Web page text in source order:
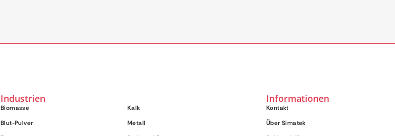
Industrien
Biomasse
Blut-Pulver
Kalk
Metall
Informationen
Kontakt
Über Simatek